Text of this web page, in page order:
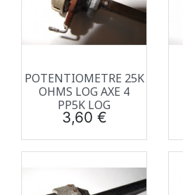
POTENTIOMETRE 25K
OHMS LOG AXE 4
PP5K LOG
Prix
3,60 €